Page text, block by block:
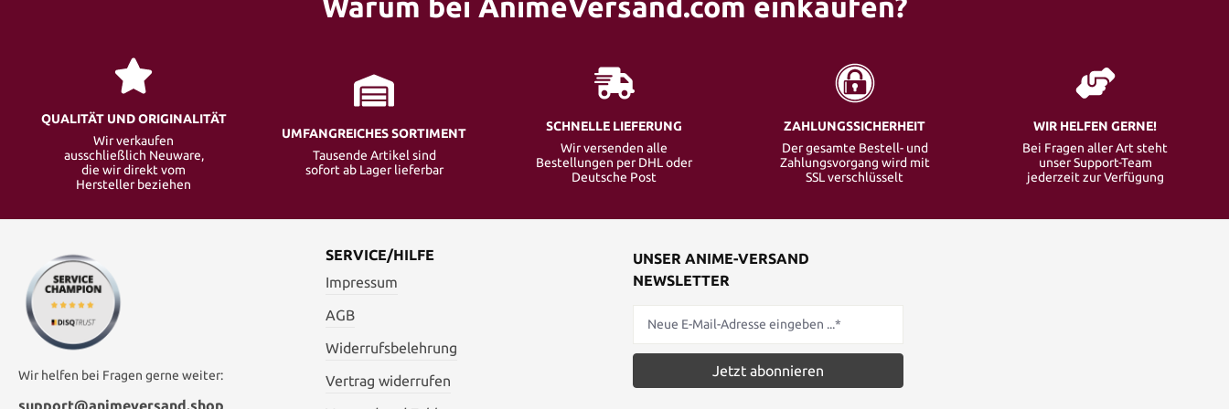
QUALITÄT UND ORIGINALITÄT
Wir verkaufen
ausschließlich Neuware,
die wir direkt vom
Hersteller beziehen
UMFANGREICHES SORTIMENT
Tausende Artikel sind
sofort ab Lager lieferbar
SCHNELLE LIEFERUNG
Wir versenden alle
Bestellungen per DHL oder
Deutsche Post
ZAHLUNGSSICHERHEIT
Der gesamte Bestell- und
Zahlungsvorgang wird mit
SSL verschlüsselt
WIR HELFEN GERNE!
Bei Fragen aller Art steht
unser Support-Team
jederzeit zur Verfügung
Wir helfen bei Fragen gerne weiter:
support@animeversand.shop
SERVICE/HILFE
Impressum
AGB
Widerrufsbelehrung
Vertrag widerrufen
UNSER ANIME-VERSAND
NEWSLETTER
Jetzt abonnieren